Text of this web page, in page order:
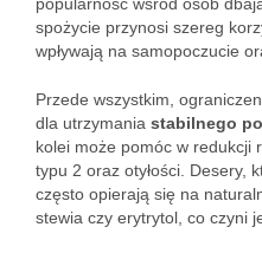
spożycie przynosi szereg
wpływają na samopoczucie
Przede wszystkim,
dla utrzymania stabilnego
kolei może pomóc w redukcji
typu 2 oraz otyłości. Desery,
często opierają się na
stewia czy erytrytol, co czyni